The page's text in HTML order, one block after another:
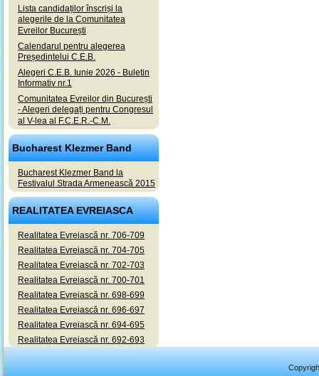
Lista candidaților înscriși la
alegerile de la Comunitatea
Evreilor București
Calendarul pentru alegerea
Președintelui C.E.B.
Alegeri C.E.B. Iunie 2026 - Buletin
Informativ nr.1
Comunitatea Evreilor din București
- Alegeri delegați pentru Congresul
al V-lea al F.C.E.R.-C.M.
Bucharest Klezmer Band
Bucharest Klezmer Band la
Festivalul Strada Armenească 2015
REALITATEA EVREIASCA
Realitatea Evreiască nr. 706-709
Realitatea Evreiască nr. 704-705
Realitatea Evreiască nr. 702-703
Realitatea Evreiască nr. 700-701
Realitatea Evreiască nr. 698-699
Realitatea Evreiască nr. 696-697
Realitatea Evreiască nr. 694-695
Realitatea Evreiască nr. 692-693